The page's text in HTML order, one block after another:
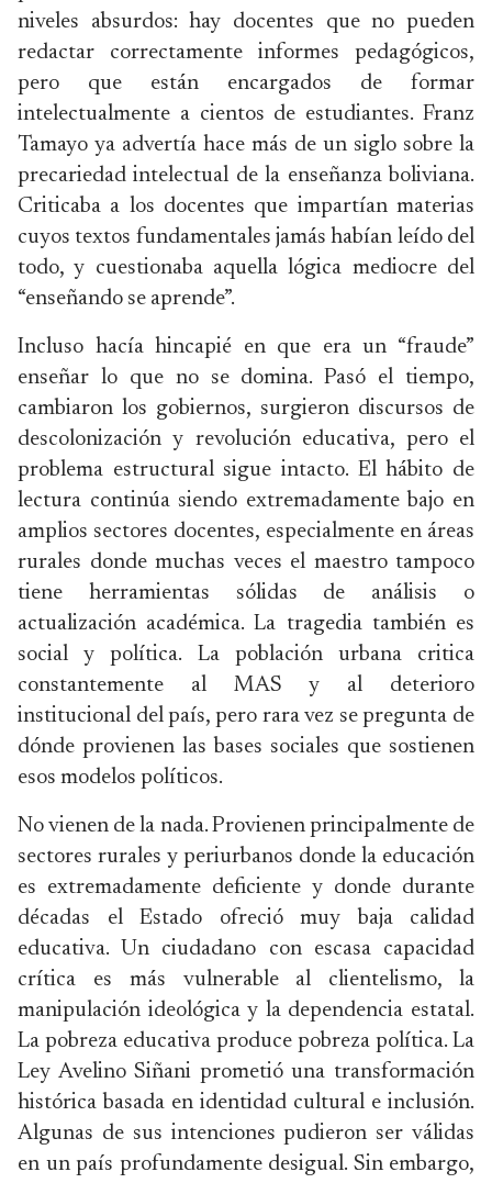
niveles absurdos: hay docentes que no pueden
redactar correctamente informes pedagógicos,
pero que están encargados de formar
intelectualmente a cientos de estudiantes. Franz
Tamayo ya advertía hace más de un siglo sobre la
precariedad intelectual de la enseñanza boliviana.
Criticaba a los docentes que impartían materias
cuyos textos fundamentales jamás habían leído del
todo, y cuestionaba aquella lógica mediocre del
“enseñando se aprende”.
Incluso hacía hincapié en que era un “fraude”
enseñar lo que no se domina. Pasó el tiempo,
cambiaron los gobiernos, surgieron discursos de
descolonización y revolución educativa, pero el
problema estructural sigue intacto. El hábito de
lectura continúa siendo extremadamente bajo en
amplios sectores docentes, especialmente en áreas
rurales donde muchas veces el maestro tampoco
tiene herramientas sólidas de análisis o
actualización académica. La tragedia también es
social y política. La población urbana critica
constantemente al MAS y al deterioro
institucional del país, pero rara vez se pregunta de
dónde provienen las bases sociales que sostienen
esos modelos políticos.
No vienen de la nada. Provienen principalmente de
sectores rurales y periurbanos donde la educación
es extremadamente deficiente y donde durante
décadas el Estado ofreció muy baja calidad
educativa. Un ciudadano con escasa capacidad
crítica es más vulnerable al clientelismo, la
manipulación ideológica y la dependencia estatal.
La pobreza educativa produce pobreza política. La
Ley Avelino Siñani prometió una transformación
histórica basada en identidad cultural e inclusión.
Algunas de sus intenciones pudieron ser válidas
en un país profundamente desigual. Sin embargo,